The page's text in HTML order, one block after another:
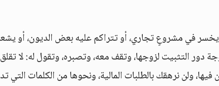
في مشروعٍ تجاري، أو تتراكم عليه بعض الديون، أو
التثبيت لزوجها، وتقف معه، وتصبره، وتقول له: لا
ولن نرهقك بالطلبات المالية، ونحوها من الكلمات التي